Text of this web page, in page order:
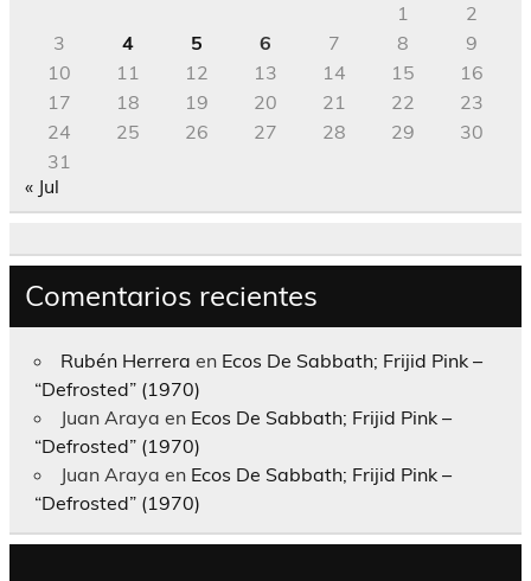
1
2
3
4 5 6 7 8
9
10
11 12 13 14 15
16
17
18 19 20 21 22
23
24
25 26 27 28 29
30
31
« Jul
Comentarios recientes
Rubén Herrera en Ecos De Sabbath; Frijid Pink –
“Defrosted” (1970)
Juan Araya en Ecos De Sabbath; Frijid Pink –
“Defrosted” (1970)
Juan Araya en Ecos De Sabbath; Frijid Pink –
“Defrosted” (1970)